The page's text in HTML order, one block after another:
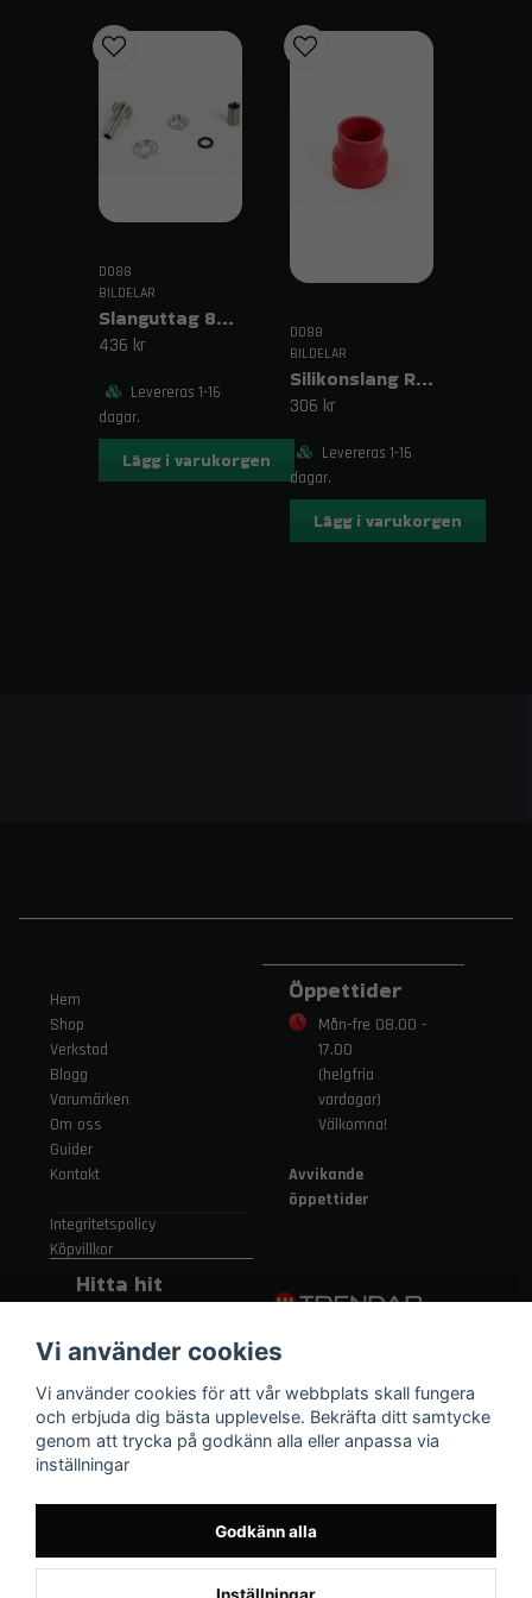
DO88
BILDELAR
Slanguttag 8mm (5/16")
436 kr
Levereras 1-16
dagar.
Lägg i varukorgen
DO88
BILDELAR
Silikonslang Röd 3–4" (76–102mm)
306 kr
Levereras 1-16
dagar.
Lägg i varukorgen
Hem
Shop
Verkstad
Blogg
Varumärken
Om oss
Guider
Kontakt
Integritetspolicy
Köpvillkor
Öppettider
Mån-fre 08.00 -
17.00
(helgfria
vardagar)
Välkomna!
Avvikande
öppettider
Hitta hit
Strängnäsvägen
315 155 91
Nykvarn Sverige
08 552 450 06
@trendab.com
Vi använder cookies
Vi använder cookies för att vår webbplats skall fungera
och erbjuda dig bästa upplevelse. Bekräfta ditt samtycke
genom att trycka på godkänn alla eller anpassa via
inställningar
Godkänn alla